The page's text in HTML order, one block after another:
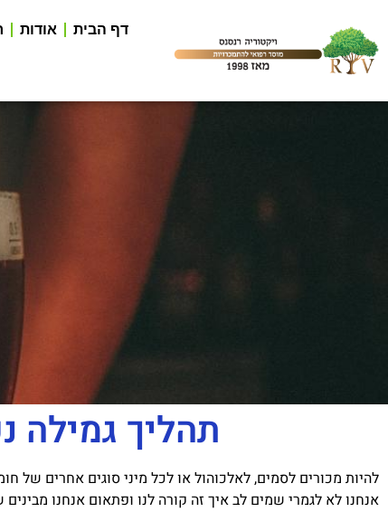
דף הבית אודות
תהליך גמילה
להיות מכורים לסמים, לאלכוהול או לכל מיני סוגים אחרים של
אנחנו לא לגמרי שמים לב איך זה קורה לנו ופתאום אנחנו